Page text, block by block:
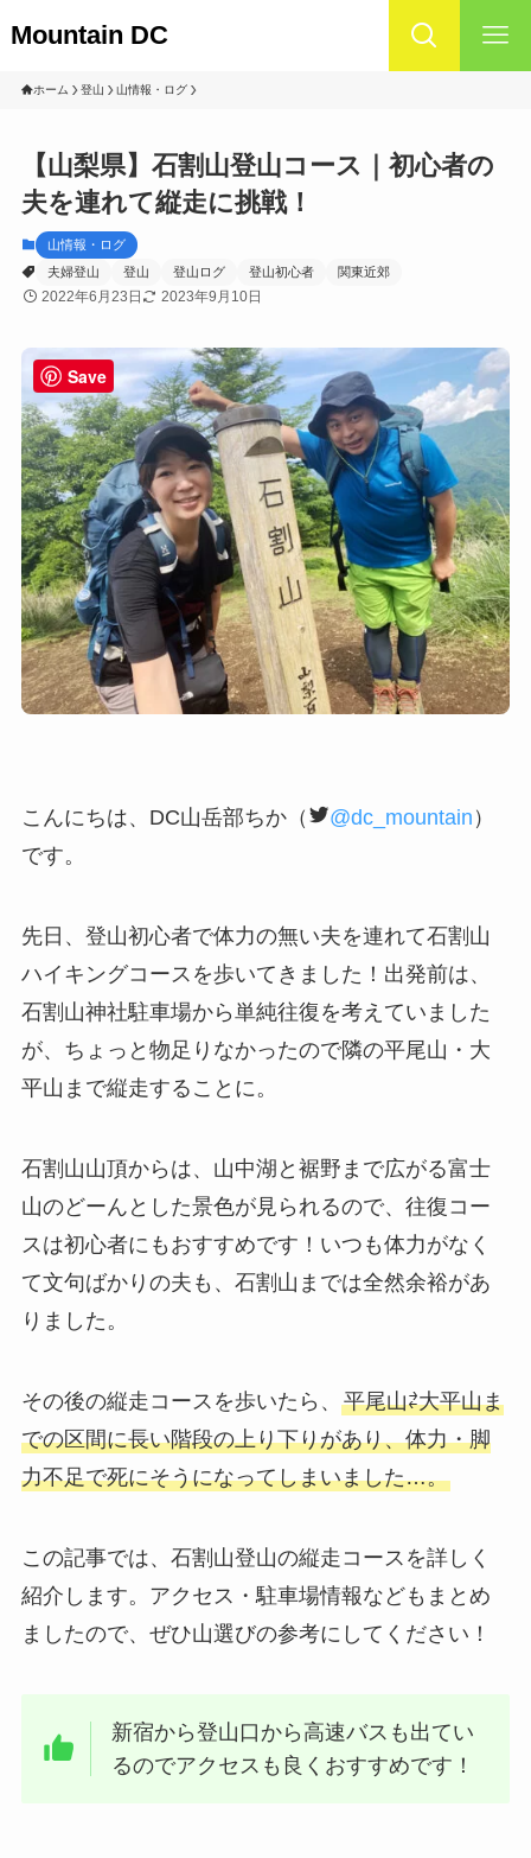
Mountain DC
ホーム 登山 山情報・ログ
【山梨県】石割山登山コース｜初心者の
夫を連れて縦走に挑戦！
山情報・ログ
夫婦登山
登山 登山ログ 登山初心者 関東近郊
2022年6月23日 2023年9月10日
こんにちは、DC山岳部ちか（ @dc_mountain ）
です。
先日、登山初心者で体力の無い夫を連れて石割山
ハイキングコースを歩いてきました！出発前は、
石割山神社駐車場から単純往復を考えていました
が、ちょっと物足りなかったので隣の平尾山・大
平山まで縦走することに。
石割山山頂からは、山中湖と裾野まで広がる富士
山のどーんとした景色が見られるので、往復コー
スは初心者にもおすすめです！いつも体力がなく
て文句ばかりの夫も、石割山までは全然余裕があ
りました。
その後の縦走コースを歩いたら、 平尾山⇄大平山ま
での区間に長い階段の上り下りがあり、体力・脚
力不足で死にそうになってしまいました…。
この記事では、石割山登山の縦走コースを詳しく
紹介します。アクセス・駐車場情報などもまとめ
ましたので、ぜひ山選びの参考にしてください！
新宿から登山口から高速バスも出てい
るのでアクセスも良くおすすめです！
Save